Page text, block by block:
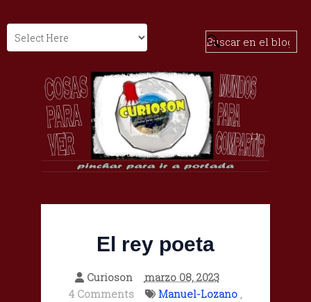
El rey poeta
Curioson
marzo 08, 2023
4 Comments
Manuel-Lozano ,